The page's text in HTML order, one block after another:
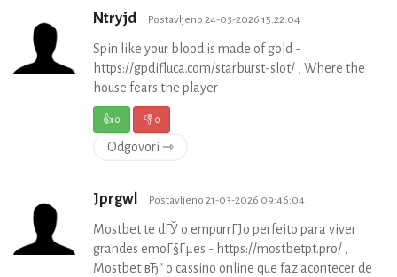
Ntryjd Postavljeno 24-03-2026 15:22:04
Spin like your blood is made of gold -
https://gpdifluca.com/starburst-slot/ , Where the
house fears the player .
👍0 👎0
Odgovori ⇾
Jprgwl Postavljeno 21-03-2026 09:46:04
Mostbet te dГЎ o empurrГЈo perfeito para viver
grandes emoГ§Гµes - https://mostbetpt.pro/ ,
Mostbet вЂ“ o cassino online que faz acontecer de